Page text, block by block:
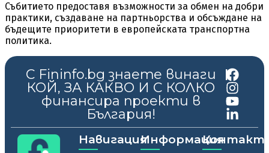
Събитието предоставя възможности за обмен на добри
практики, създаване на партньорства и обсъждане на
бъдещите приоритети в европейската транспортна
политика.
С Fininfo.bg знаете винаги
КОЙ, ЗА КАКВО И С КОЛКО
финансира проекти в
България!
|
НавигацияИнформация